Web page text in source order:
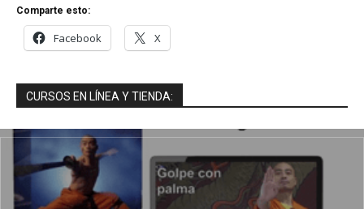
Comparte esto:
Facebook X
CURSOS EN LÍNEA Y TIENDA: